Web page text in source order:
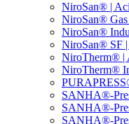
NiroSan® |
NiroSan®
NiroSan®
NiroSan® SF
NiroTherm® |
NiroTherm®
SANHA®-
SANHA®-
SANHA®-